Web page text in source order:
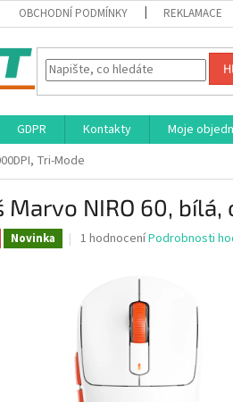
OBCHODNÍ PODMÍNKY REKLAMACE
GDPR Kontakty
Moje
Tri-Mode
Marvo NIRO 60,
Novinka
Průměrné
5,0
z
5
hvězdiček.
1 hodnoceníPodrobnosti